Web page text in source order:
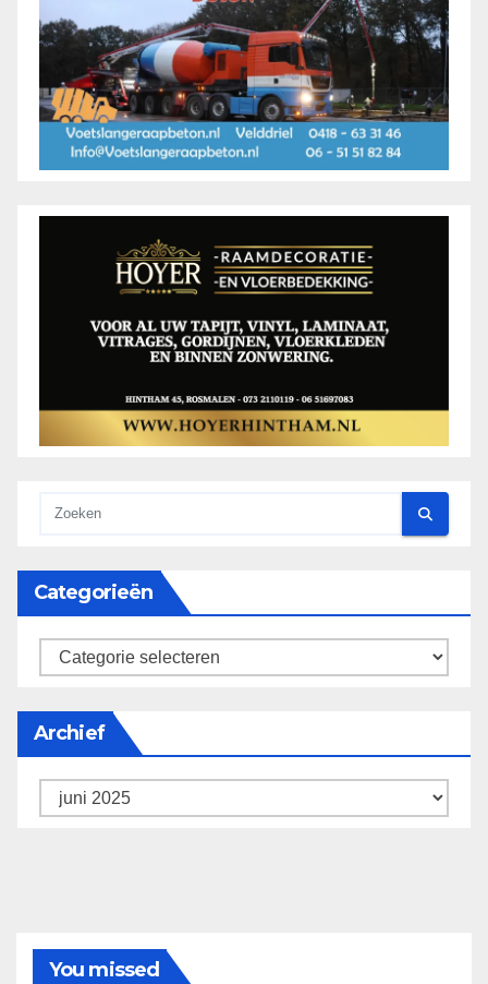
Categorieën
categorieën
Archief
Archief
You missed